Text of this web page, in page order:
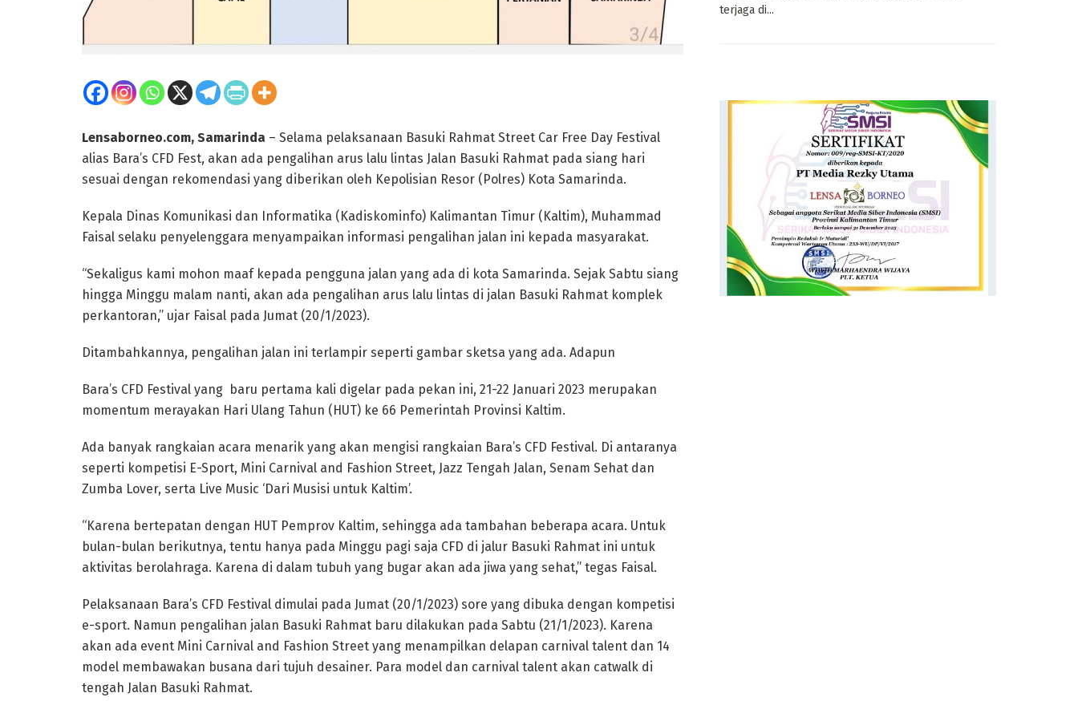
Lensaborneo.com, Samarinda – Selama pelaksanaan Basuki Rahmat Street Car Free Day Festival
alias Bara’s CFD Fest, akan ada pengalihan arus lalu lintas Jalan Basuki Rahmat pada siang hari
sesuai dengan rekomendasi yang diberikan oleh Kepolisian Resor (Polres) Kota Samarinda.
Kepala Dinas Komunikasi dan Informatika (Kadiskominfo) Kalimantan Timur (Kaltim), Muhammad
Faisal selaku penyelenggara menyampaikan informasi pengalihan jalan ini kepada masyarakat.
“Sekaligus kami mohon maaf kepada pengguna jalan yang ada di kota Samarinda. Sejak Sabtu siang
hingga Minggu malam nanti, akan ada pengalihan arus lalu lintas di jalan Basuki Rahmat komplek
perkantoran,” ujar Faisal pada Jumat (20/1/2023).
Ditambahkannya, pengalihan jalan ini terlampir seperti gambar sketsa yang ada. Adapun
Bara’s CFD Festival yang baru pertama kali digelar pada pekan ini, 21-22 Januari 2023 merupakan
momentum merayakan Hari Ulang Tahun (HUT) ke 66 Pemerintah Provinsi Kaltim.
Ada banyak rangkaian acara menarik yang akan mengisi rangkaian Bara’s CFD Festival. Di antaranya
seperti kompetisi E-Sport, Mini Carnival and Fashion Street, Jazz Tengah Jalan, Senam Sehat dan
Zumba Lover, serta Live Music ‘Dari Musisi untuk Kaltim’.
“Karena bertepatan dengan HUT Pemprov Kaltim, sehingga ada tambahan beberapa acara. Untuk
bulan-bulan berikutnya, tentu hanya pada Minggu pagi saja CFD di jalur Basuki Rahmat ini untuk
aktivitas berolahraga. Karena di dalam tubuh yang bugar akan ada jiwa yang sehat,” tegas Faisal.
Pelaksanaan Bara’s CFD Festival dimulai pada Jumat (20/1/2023) sore yang dibuka dengan kompetisi
e-sport. Namun pengalihan jalan Basuki Rahmat baru dilakukan pada Sabtu (21/1/2023). Karena
akan ada event Mini Carnival and Fashion Street yang menampilkan delapan carnival talent dan 14
model membawakan busana dari tujuh desainer. Para model dan carnival talent akan catwalk di
tengah Jalan Basuki Rahmat.
terjaga di...